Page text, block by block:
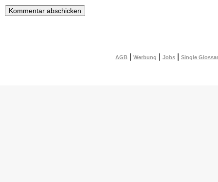
AGB Werbung Jobs Single Glossar